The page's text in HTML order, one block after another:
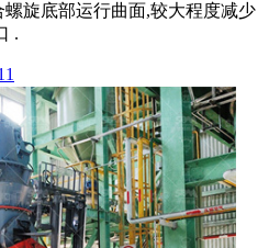
旋底部运行曲面,较大程度减少
.